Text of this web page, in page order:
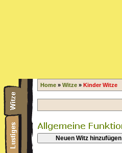
Home » Witze » Kinder Witze
Neuen Witz hinzufügen